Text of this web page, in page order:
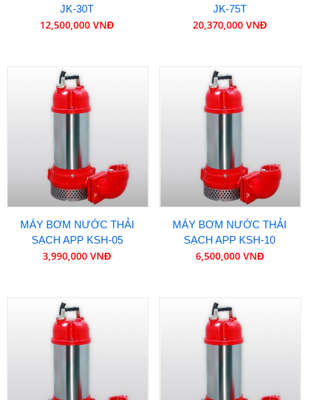
JK-30T
12,500,000 VNĐ
JK-75T
20,370,000 VNĐ
MÁY BƠM NƯỚC THẢI
SẠCH APP KSH-05
3,990,000 VNĐ
MÁY BƠM NƯỚC THẢI
SẠCH APP KSH-10
6,500,000 VNĐ